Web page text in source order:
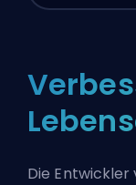
Die Entwickler